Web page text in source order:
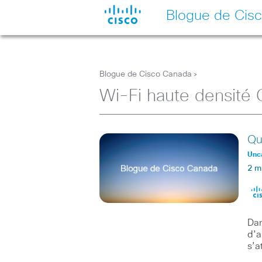
Blogue de
Blogue de Cisco Canada >
Wi-Fi haute densité
2